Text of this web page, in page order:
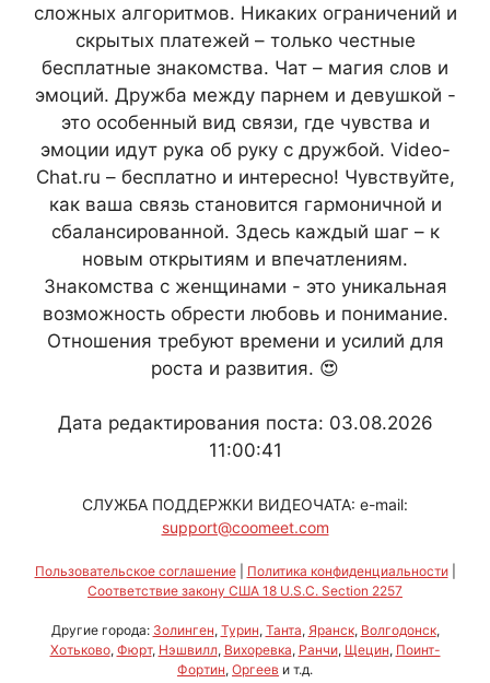
сложных алгоритмов. Никаких ограничений и
скрытых платежей – только честные
бесплатные знакомства. Чат – магия слов и
эмоций. Дружба между парнем и девушкой -
это особенный вид связи, где чувства и
эмоции идут рука об руку с дружбой. Video-
Chat.ru – бесплатно и интересно! Чувствуйте,
как ваша связь становится гармоничной и
сбалансированной. Здесь каждый шаг – к
новым открытиям и впечатлениям.
Знакомства с женщинами - это уникальная
возможность обрести любовь и понимание.
Отношения требуют времени и усилий для
роста и развития. 😍
Дата редактирования поста: 03.08.2026
11:00:41
СЛУЖБА ПОДДЕРЖКИ ВИДЕОЧАТА: e-mail:
support@coomeet.com
Пользовательское соглашение| Политика конфиденциальности|
Соответствие закону США 18 U.S.C. Section 2257
Другие города: Золинген, Турин, Танта, Яранск, Волгодонск,
Хотьково, Фюрт, Нэшвилл, Вихоревка, Ранчи, Щецин, Поинт-
Фортин, Оргеев и т.д.